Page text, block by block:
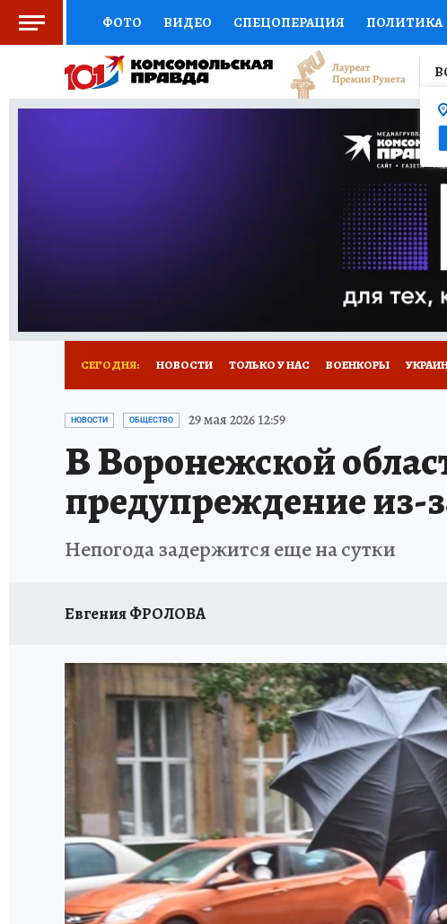
ФОТО ВИДЕО СПЕЦОПЕРАЦИЯ ПОЛИТИКА
СОЦПОДДЕРЖКА НАУКА СПОРТ
ВЫБОР ЭКСПЕРТОВ ДОКТОР ФИНАНСЫ
ПРОГНОЗЫ НА СПОРТ
ТЕЛЕВИЗОР
НОВОЕ НА
СЕГОДНЯ: НОВОСТИ ТОЛЬКО У НАС ВОЕНКОРЫ
ПРОИСШЕСТВИЯ АФИША
НОВОСТИ ОБЩЕСТВО 29 мая 2026 12:59
В Воронежской
предупреждение из-
Непогода задержится еще на сутки
Евгения ФРОЛОВА